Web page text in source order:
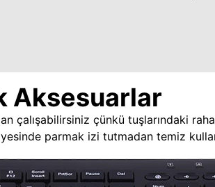
Aksesuarlar
çünkü tuşlarındaki
parmak izi tutmadan temiz